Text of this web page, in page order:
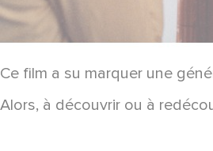
Ce film a su marquer une
Alors, à découvrir ou à